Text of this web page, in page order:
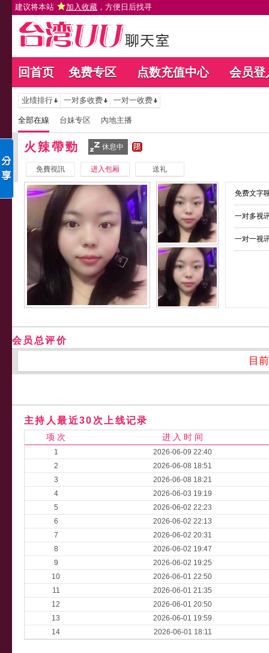
建议将本站 加入收藏 ，方便日后找寻
回首页 免费专区 点数充值中心 会员登
业绩排行 一对多收费 一对一收费
全部在線 台妹专区 內地主播
火辣帶勁 休息中
免費視訊 进入包厢 送礼
免费文字
一对多视
一对一视
会员总评价
目
主持人最近30次上线记录
项 次 进 入 时 间
1
2026-06-09 22:40
2
2026-06-08 18:51
3
2026-06-08 18:21
4
2026-06-03 19:19
5
2026-06-02 22:23
6
2026-06-02 22:13
7
2026-06-02 20:31
8
2026-06-02 19:47
9
2026-06-02 19:25
10
2026-06-01 22:50
11
2026-06-01 21:35
12
2026-06-01 20:50
13
2026-06-01 19:59
14
2026-06-01 18:11